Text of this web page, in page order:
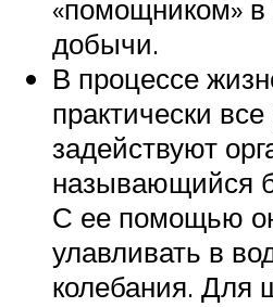
«помощником» в
добычи.
В процессе
практически
задействуют
называющийся
С ее помощью
улавливать в
колебания. Для